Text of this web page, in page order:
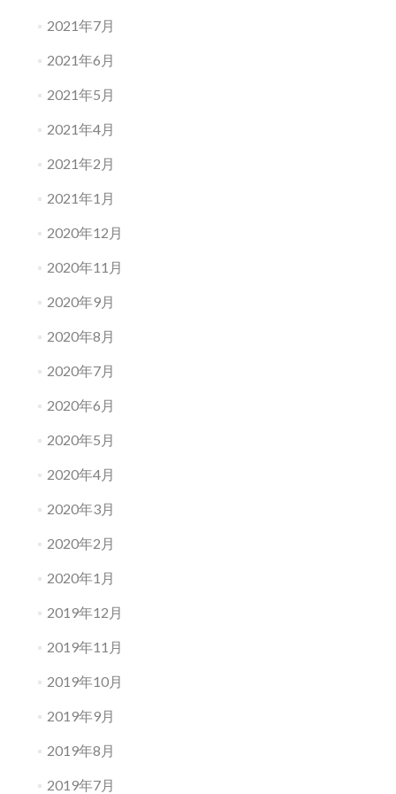
2021年7月
2021年6月
2021年5月
2021年4月
2021年2月
2021年1月
2020年12月
2020年11月
2020年9月
2020年8月
2020年7月
2020年6月
2020年5月
2020年4月
2020年3月
2020年2月
2020年1月
2019年12月
2019年11月
2019年10月
2019年9月
2019年8月
2019年7月